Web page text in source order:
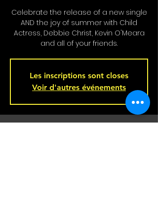
Celebrate the release of a new single
AND the joy of summer with Child
Actress, Debbie Christ, Kevin O'Meara
and all of your friends.
Les inscriptions sont closes
Voir d'autres événements